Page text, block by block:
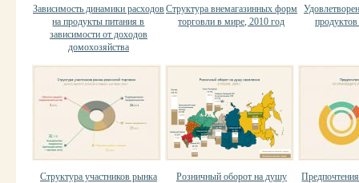
Зависимость динамики расходов
на продукты питания в
зависимости от доходов
домохозяйства
Структура внемагазинных форм
торговли в мире, 2010 год
Структура участников рынка
Розничный оборот на душу